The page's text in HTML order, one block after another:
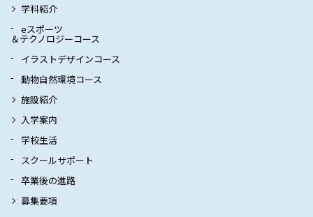
学科紹介
eスポーツ
＆テクノロジーコース
イラストデザインコース
動物自然環境コース
施設紹介
入学案内
学校生活
スクールサポート
卒業後の進路
募集要項